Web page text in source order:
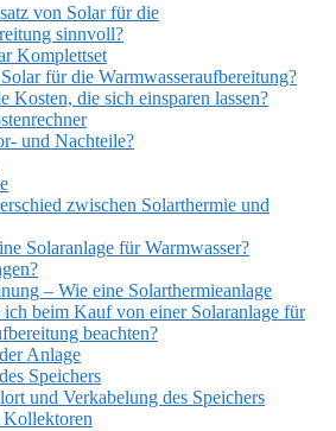
von Solar für die
sinnvoll?
Komplettset
für die Warmwasseraufbereitung?
Kosten, die sich einsparen lassen?
und Nachteile?
zwischen Solarthermie und
Solaranlage für Warmwasser?
– Wie eine Solarthermieanlage
ich beim Kauf von einer Solaranlage für
beachten?
Anlage
Speichers
und Verkabelung des Speichers